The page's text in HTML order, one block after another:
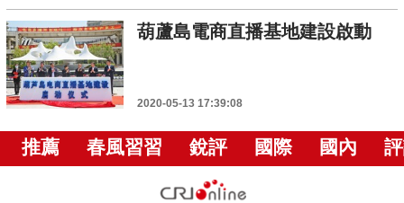
葫蘆島電商直播基地建設啟動
2020-05-13 17:39:08
推薦 春風習習 銳評 國際 國內